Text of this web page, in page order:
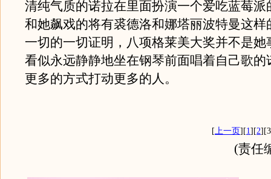
清纯气质的诺拉在里面扮演一个爱吃蓝莓派
和她飙戏的将有裘德洛和娜塔丽波特曼这样
一切的一切证明，八项格莱美大奖并不是她
看似永远静静地坐在钢琴前面唱着自己歌的
更多的方式打动更多的人。
[上一页][1][2
(责任